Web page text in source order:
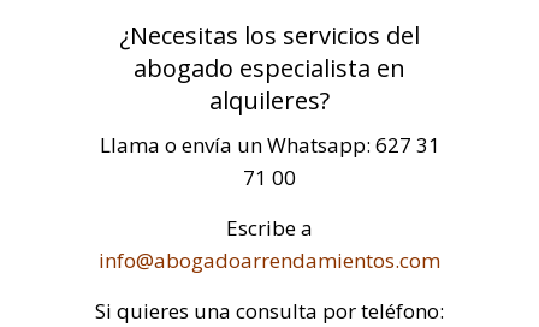
¿Necesitas los servicios del
abogado especialista en
alquileres?
Llama o envía un Whatsapp: 627 31
71 00
Escribe a
info@abogadoarrendamientos.com
Si quieres una consulta por teléfono: